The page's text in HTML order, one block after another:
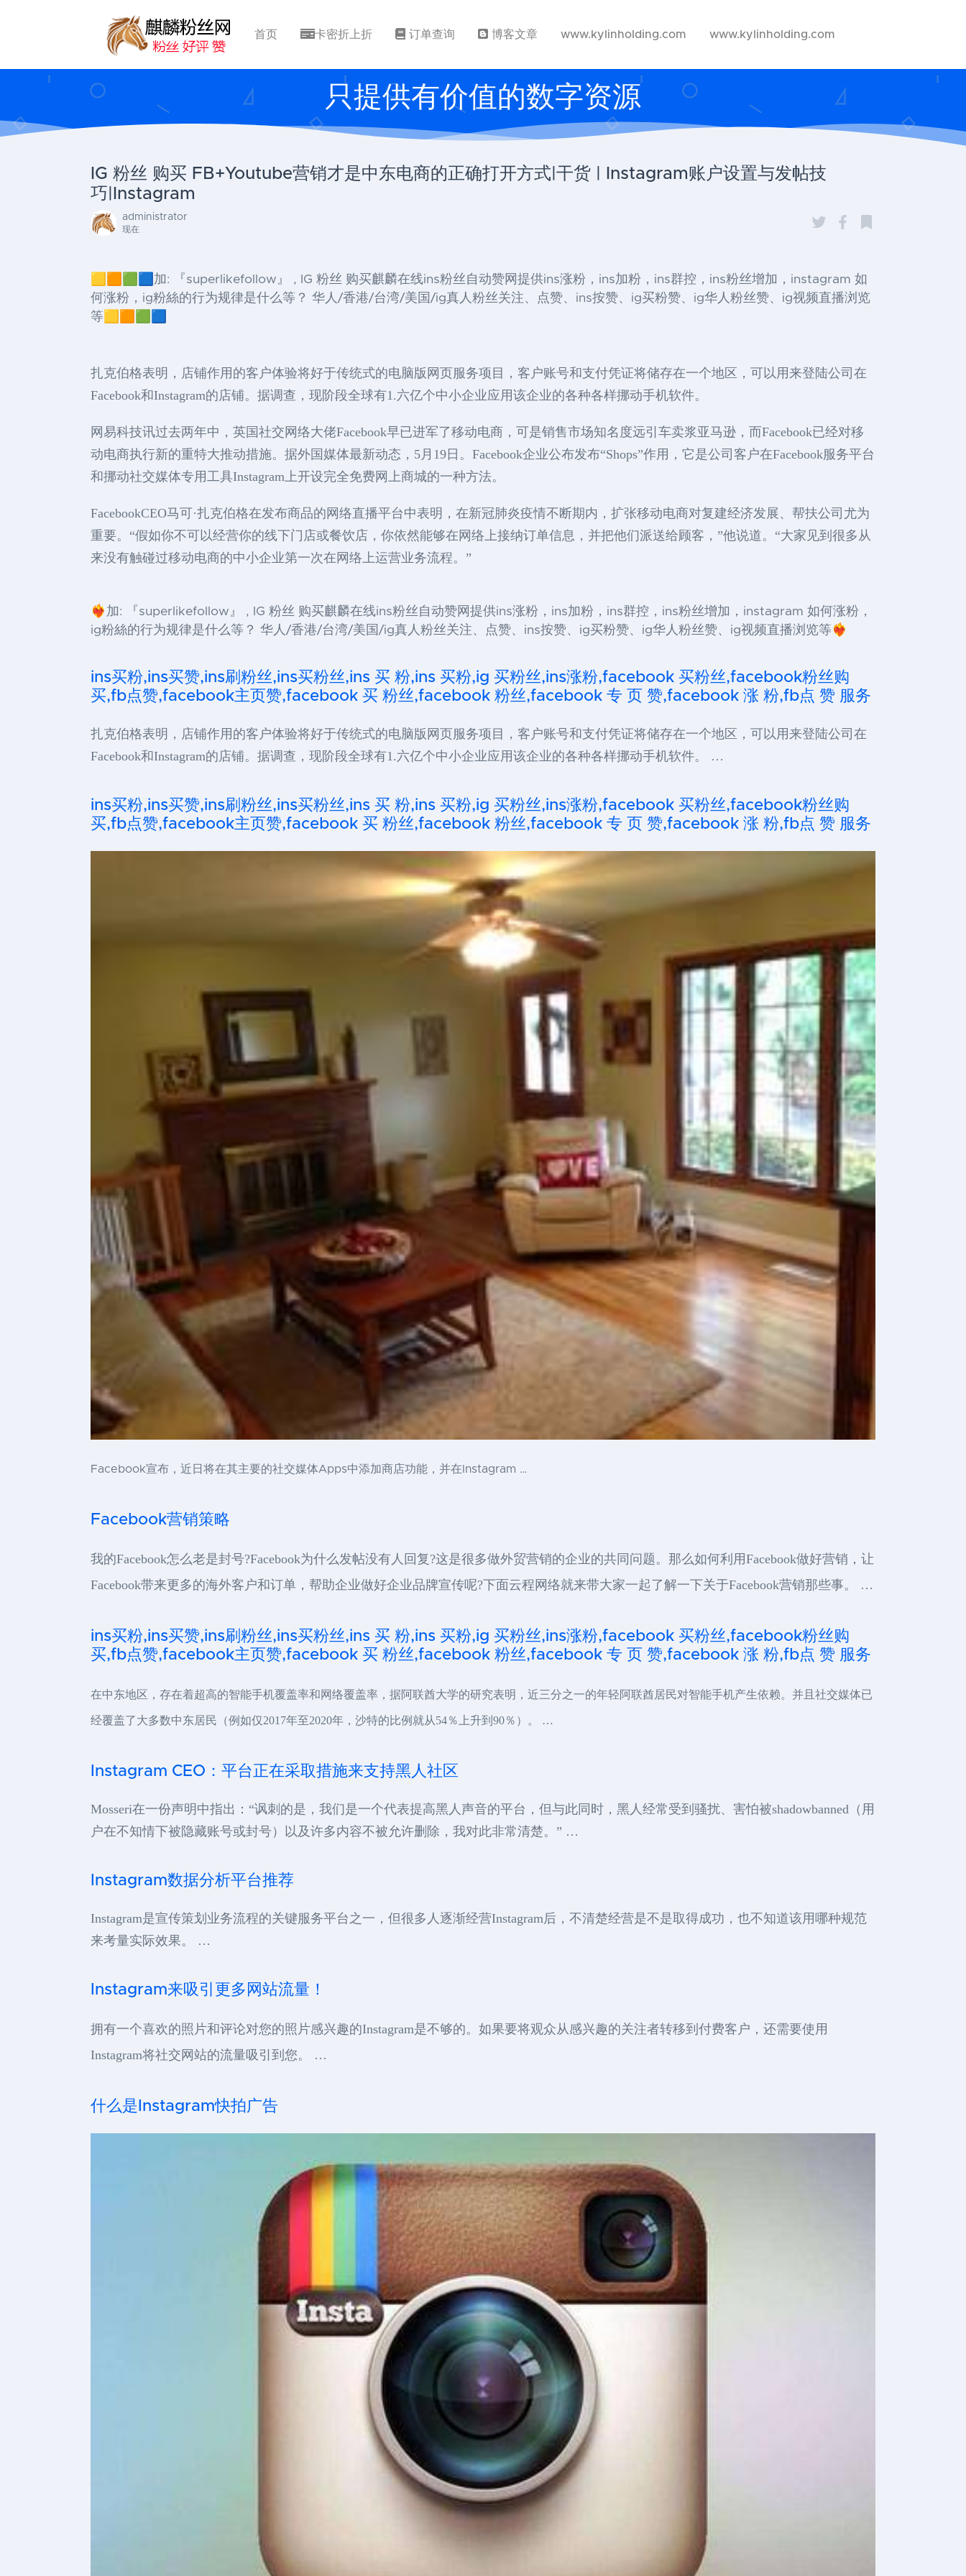
首页 卡密折上折 订单查询 博客文章 www.kylinholding.com www.kylinholding.com
只提供有价值的数字资源
IG 粉丝 购买 FB+Youtube营销才是中东电商的正确打开方式|干货 | Instagram账户设置与发帖技
巧|Instagram
administrator
现在
🟨🟧🟩🟦加: 『superlikefollow』 , IG 粉丝 购买麒麟在线ins粉丝自动赞网提供ins涨粉，ins加粉，ins群控，ins粉丝增加，instagram 如
何涨粉，ig粉絲的行为规律是什么等？ 华人/香港/台湾/美国/ig真人粉丝关注、点赞、ins按赞、ig买粉赞、ig华人粉丝赞、ig视频直播浏览
等🟨🟧🟩🟦
扎克伯格表明，店铺作用的客户体验将好于传统式的电脑版网页服务项目，客户账号和支付凭证将储存在一个地区，可以用来登陆公司在
Facebook和Instagram的店铺。据调查，现阶段全球有1.六亿个中小企业应用该企业的各种各样挪动手机软件。
网易科技讯过去两年中，英国社交网络大佬Facebook早已进军了移动电商，可是销售市场知名度远引车卖浆亚马逊，而Facebook已经对移
动电商执行新的重特大推动措施。据外国媒体最新动态，5月19日。Facebook企业公布发布“Shops”作用，它是公司客户在Facebook服务平台
和挪动社交媒体专用工具Instagram上开设完全免费网上商城的一种方法。
FacebookCEO马可·扎克伯格在发布商品的网络直播平台中表明，在新冠肺炎疫情不断期内，扩张移动电商对复建经济发展、帮扶公司尤为
重要。“假如你不可以经营你的线下门店或餐饮店，你依然能够在网络上接纳订单信息，并把他们派送给顾客，”他说道。“大家见到很多从
来没有触碰过移动电商的中小企业第一次在网络上运营业务流程。”
❤️‍🔥加: 『superlikefollow』 , IG 粉丝 购买麒麟在线ins粉丝自动赞网提供ins涨粉，ins加粉，ins群控，ins粉丝增加，instagram 如何涨粉，
ig粉絲的行为规律是什么等？ 华人/香港/台湾/美国/ig真人粉丝关注、点赞、ins按赞、ig买粉赞、ig华人粉丝赞、ig视频直播浏览等❤️‍🔥
ins买粉,ins买赞,ins刷粉丝,ins买粉丝,ins 买 粉,ins 买粉,ig 买粉丝,ins涨粉,facebook 买粉丝,facebook粉丝购
买,fb点赞,facebook主页赞,facebook 买 粉丝,facebook 粉丝,facebook 专 页 赞,facebook 涨 粉,fb点 赞 服务
扎克伯格表明，店铺作用的客户体验将好于传统式的电脑版网页服务项目，客户账号和支付凭证将储存在一个地区，可以用来登陆公司在
Facebook和Instagram的店铺。据调查，现阶段全球有1.六亿个中小企业应用该企业的各种各样挪动手机软件。 …
ins买粉,ins买赞,ins刷粉丝,ins买粉丝,ins 买 粉,ins 买粉,ig 买粉丝,ins涨粉,facebook 买粉丝,facebook粉丝购
买,fb点赞,facebook主页赞,facebook 买 粉丝,facebook 粉丝,facebook 专 页 赞,facebook 涨 粉,fb点 赞 服务
Facebook宣布，近日将在其主要的社交媒体Apps中添加商店功能，并在Instagram …
Facebook营销策略
我的Facebook怎么老是封号?Facebook为什么发帖没有人回复?这是很多做外贸营销的企业的共同问题。那么如何利用Facebook做好营销，让
Facebook带来更多的海外客户和订单，帮助企业做好企业品牌宣传呢?下面云程网络就来带大家一起了解一下关于Facebook营销那些事。 …
ins买粉,ins买赞,ins刷粉丝,ins买粉丝,ins 买 粉,ins 买粉,ig 买粉丝,ins涨粉,facebook 买粉丝,facebook粉丝购
买,fb点赞,facebook主页赞,facebook 买 粉丝,facebook 粉丝,facebook 专 页 赞,facebook 涨 粉,fb点 赞 服务
在中东地区，存在着超高的智能手机覆盖率和网络覆盖率，据阿联酋大学的研究表明，近三分之一的年轻阿联酋居民对智能手机产生依赖。并且社交媒体已
经覆盖了大多数中东居民（例如仅2017年至2020年，沙特的比例就从54％上升到90％）。 …
Instagram CEO：平台正在采取措施来支持黑人社区
Mosseri在一份声明中指出：“讽刺的是，我们是一个代表提高黑人声音的平台，但与此同时，黑人经常受到骚扰、害怕被shadowbanned（用
户在不知情下被隐藏账号或封号）以及许多内容不被允许删除，我对此非常清楚。” …
Instagram数据分析平台推荐
Instagram是宣传策划业务流程的关键服务平台之一，但很多人逐渐经营Instagram后，不清楚经营是不是取得成功，也不知道该用哪种规范
来考量实际效果。 …
Instagram来吸引更多网站流量！
拥有一个喜欢的照片和评论对您的照片感兴趣的Instagram是不够的。如果要将观众从感兴趣的关注者转移到付费客户，还需要使用
Instagram将社交网站的流量吸引到您。 …
什么是Instagram快拍广告